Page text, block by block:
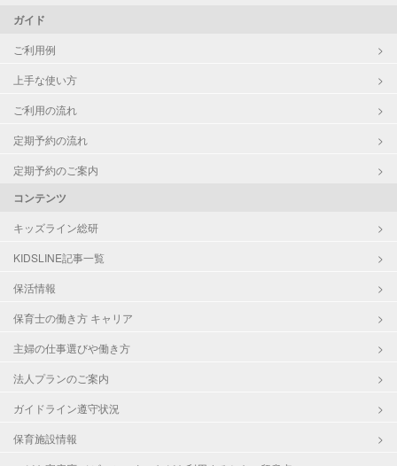
ガイド
ご利用例
上手な使い方
ご利用の流れ
定期予約の流れ
定期予約のご案内
コンテンツ
キッズライン総研
KIDSLINE記事一覧
保活情報
保育士の働き方 キャリア
主婦の仕事選びや働き方
法人プランのご案内
ガイドライン遵守状況
保育施設情報